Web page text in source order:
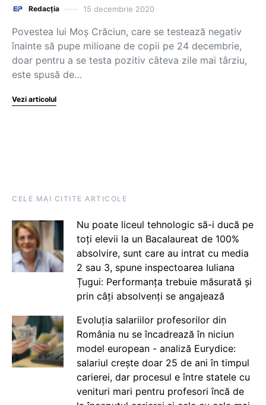
Redacția 15 decembrie 2020
Povestea lui Moș Crăciun, care se testează negativ
înainte să pupe milioane de copii pe 24 decembrie,
doar pentru a se testa pozitiv câteva zile mai târziu,
este spusă de…
Vezi articolul
CELE MAI CITITE ARTICOLE
Nu poate liceul tehnologic să-i ducă pe
toți elevii la un Bacalaureat de 100%
absolvire, sunt care au intrat cu media
2 sau 3, spune inspectoarea Iuliana
Țugui: Performanța trebuie măsurată și
prin câți absolvenți se angajează
Evoluția salariilor profesorilor din
România nu se încadrează în niciun
model european - analiză Eurydice:
salariul crește doar 25 de ani în timpul
carierei, dar procesul e între statele cu
venituri mari pentru profesori încă de